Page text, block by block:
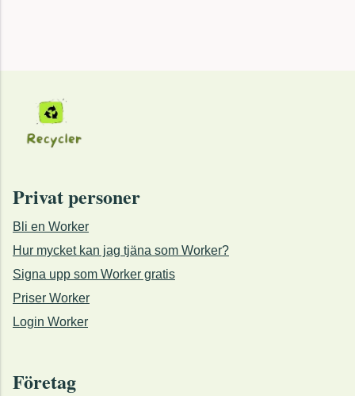
Privat personer
Bli en Worker
Hur mycket kan jag tjäna som Worker?
Signa upp som Worker gratis
Priser Worker
Login Worker
Företag